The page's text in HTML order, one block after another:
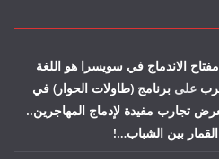
الاندماج في سويسرا هو اللغة
على برنامج (طاولات الحوار) في
تجارب مفيدة لإدماج المهاجرين..
بين الشباب…!